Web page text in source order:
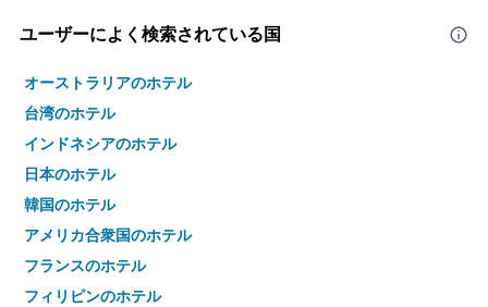
ユーザーによく検索されている国
オーストラリアのホテル
台湾のホテル
インドネシアのホテル
日本のホテル
韓国のホテル
アメリカ合衆国のホテル
フランスのホテル
フィリピンのホテル